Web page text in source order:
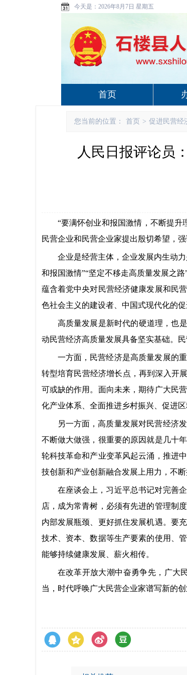
今天是： 2026年8月7日 星期五
首页
您当前的位置： 首页 > 促进民营经
人民日报评论员
“要满怀创业和报国激情，不断提
民营企业和民营企业家提出殷切希望，
企业是经营主体，企业发展内生动
和报国激情”“坚定不移走高质量发展之
蕴含着党中央对民营经济健康发展和民
色社会主义的建设者、中国式现代化的促
高质量发展是新时代的硬道理，也
动民营经济高质量发展具备坚实基础。
一方面，民营经济是高质量发展的
转型培育民营经济增长点，再到深入开
可或缺的作用。面向未来，期待广大民
化产业体系、全面推进乡村振兴、促进
另一方面，高质量发展对民营经济
不断做大做强，很重要的原因就是几十
轮科技革命和产业变革风起云涌，推进
技创新和产业创新融合发展上用力，不
在座谈会上，习近平总书记对完善
店，成为常青树，必须有先进的管理制
内部发展瓶颈、更好抓住发展机遇。要
技术、资本、数据等生产要素的使用、
能够持续健康发展、薪火相传。
在改革开放大潮中奋勇争先，广大
当，时代呼唤广大民营企业家谱写新的